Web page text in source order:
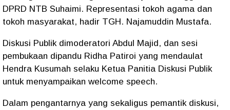
DPRD NTB Suhaimi. Representasi tokoh agama dan
tokoh masyarakat, hadir TGH. Najamuddin Mustafa.
Diskusi Publik dimoderatori Abdul Majid, dan sesi
pembukaan dipandu Ridha Patiroi yang mendaulat
Hendra Kusumah selaku Ketua Panitia Diskusi Publik
untuk menyampaikan welcome speech.
Dalam pengantarnya yang sekaligus pemantik diskusi,